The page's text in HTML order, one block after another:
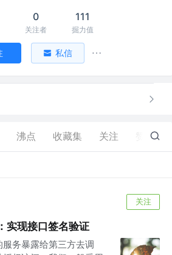
0
关注者
111
掘力值
私信
沸点 收藏集 关注 18
关注
现接口签名验证
务暴露给第三方去调